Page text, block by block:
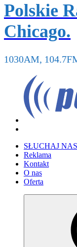
Polskie
Chicago.
1030AM,
SŁUCHAJ NAS
Reklama
Kontakt
O nas
Oferta